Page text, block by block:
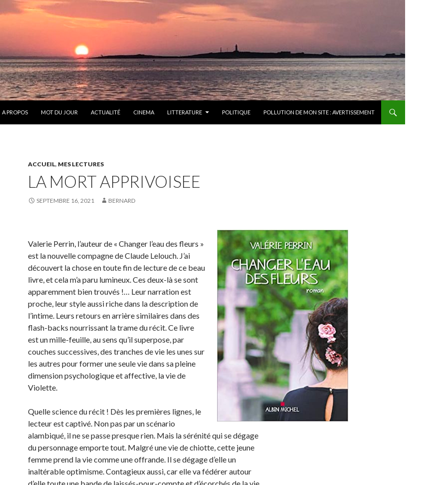
A PROPOS MOT DU JOUR ACTUALITÉ CINEMA LITTERATURE POLITIQUE POLLUTION DE MON SITE : AVERTISSEMENT
ACCUEIL, MES LECTURES
LA MORT APPRIVOISEE
SEPTEMBRE 16, 2021 BERNARD
Valerie Perrin, l’auteur de « Changer l’eau des fleurs »
est la nouvelle compagne de Claude Lelouch. J’ai
découvert la chose en toute fin de lecture de ce beau
livre, et cela m’a paru lumineux. Ces deux-là se sont
apparemment bien trouvés !… Leur narration est
proche, leur style aussi riche dans la description de
l’intime. Leurs retours en arrière similaires dans des
flash-backs nourrissant la trame du récit. Ce livre
est un mille-feuille, au sens qu’il superpose, par
couches successives, des tranches de vie les unes sur
les autres pour former une seule vie dans sa pleine
dimension psychologique et affective, la vie de
Violette.
Quelle science du récit ! Dès les premières lignes, le
lecteur est captivé. Non pas par un scénario
alambiqué, il ne se passe presque rien. Mais la sérénité qui se dégage
du personnage emporte tout. Malgré une vie de chiotte, cette jeune
femme prend la vie comme une offrande. Il se dégage d’elle un
inaltérable optimisme. Contagieux aussi, car elle va fédérer autour